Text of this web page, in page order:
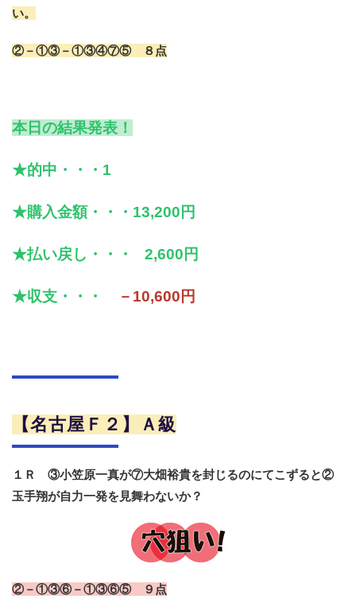
い。
②－①③－①③④⑦⑤ ８点
本日の結果発表！
★的中・・・1
★購入金額・・・13,200円
★払い戻し・・・ 2,600円
★収支・・・ －10,600円
【名古屋Ｆ２】Ａ級
１Ｒ ③小笠原一真が⑦大畑裕貴を封じるのにてこずると②
玉手翔が自力一発を見舞わないか？
②－①③⑥－①③⑥⑤ ９点